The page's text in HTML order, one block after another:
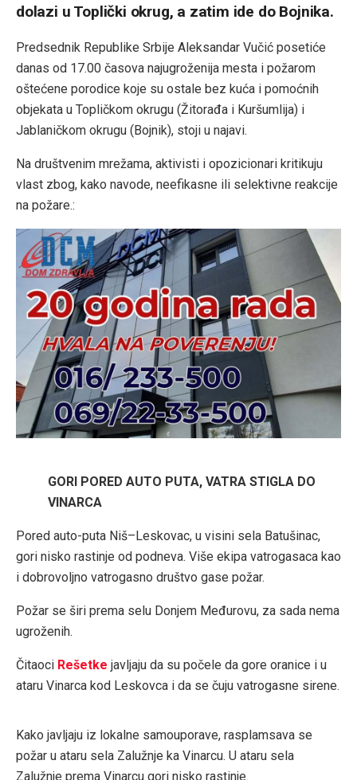
dolazi u Toplički okrug, a zatim ide do Bojnika.
Predsednik Republike Srbije Aleksandar Vučić posetiće
danas od 17.00 časova najugroženija mesta i požarom
oštećene porodice koje su ostale bez kuća i pomoćnih
objekata u Topličkom okrugu (Žitorađa i Kuršumlija) i
Jablaničkom okrugu (Bojnik), stoji u najavi.
Na društvenim mrežama, aktivisti i opozicionari kritikuju
vlast zbog, kako navode, neefikasne ili selektivne reakcije
na požare.:
GORI PORED AUTO PUTA, VATRA STIGLA DO
VINARCA
Pored auto-puta Niš–Leskovac, u visini sela Batušinac,
gori nisko rastinje od podneva. Više ekipa vatrogasaca kao
i dobrovoljno vatrogasno društvo gase požar.
Požar se širi prema selu Donjem Međurovu, za sada nema
ugroženih.
Čitaoci Rešetke javljaju da su počele da gore oranice i u
ataru Vinarca kod Leskovca i da se čuju vatrogasne sirene.
Kako javljaju iz lokalne samouporave, rasplamsava se
požar u ataru sela Zalužnje ka Vinarcu. U ataru sela
Zalužnje prema Vinarcu gori nisko rastinje.